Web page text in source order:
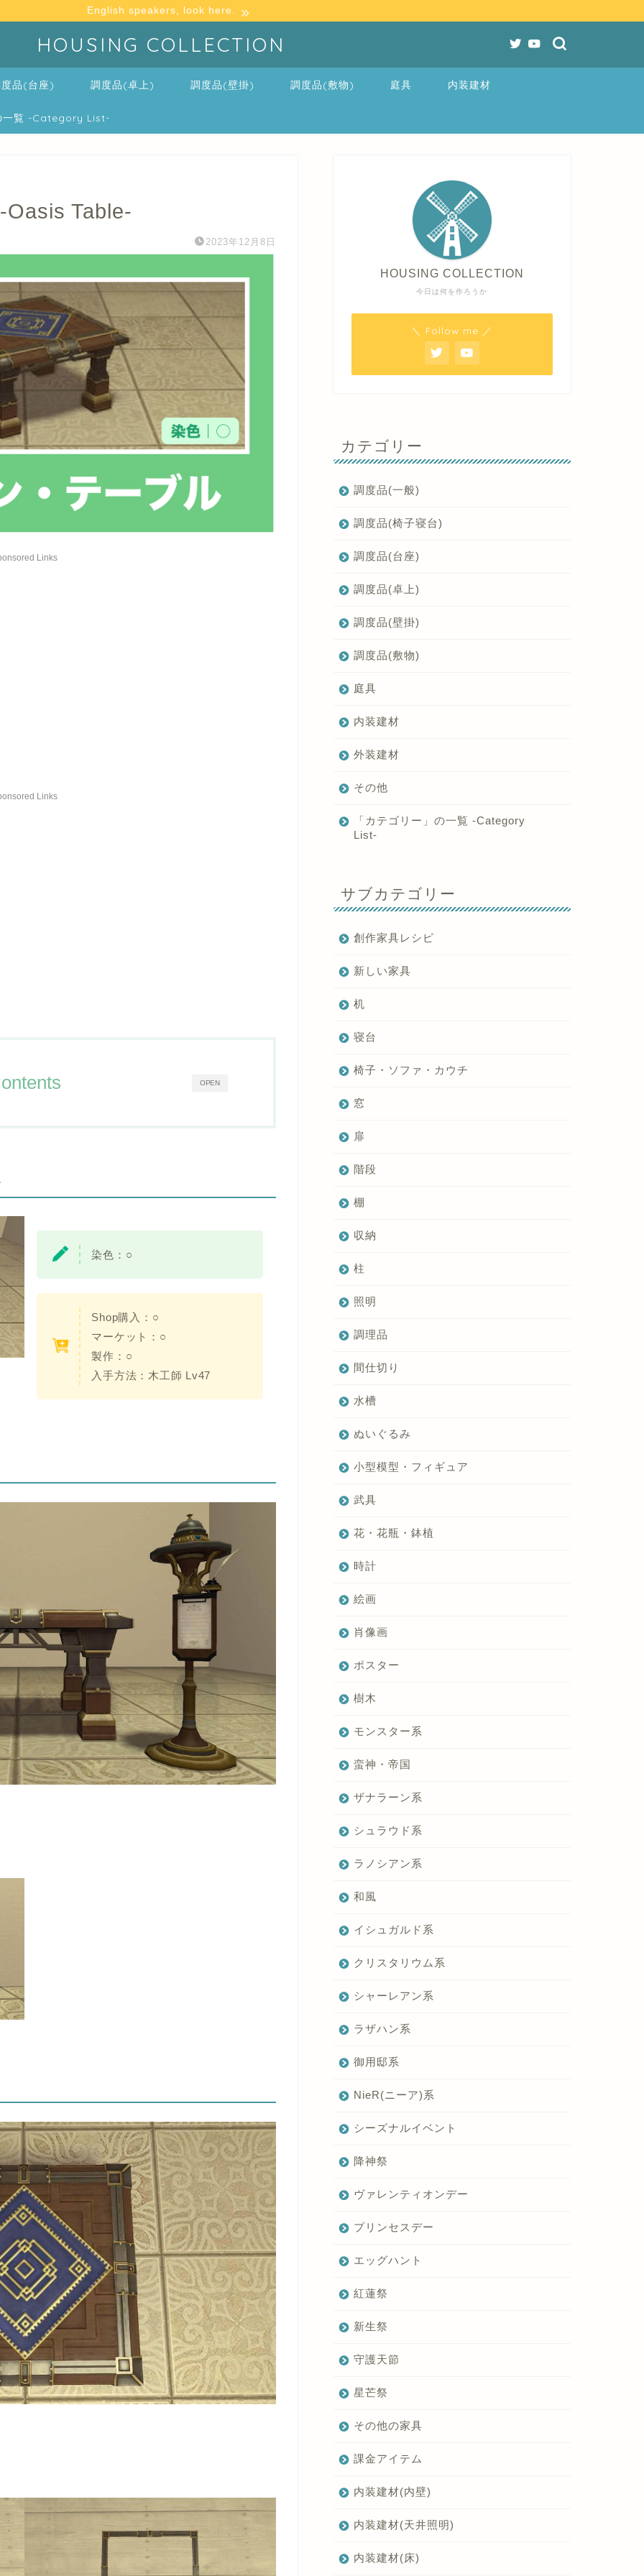
English speakers, look here.
HOUSING COLLECTION
品(台座) 調度品(卓上) 調度品(壁掛) 調度品(敷物) 庭具 内装建材
一覧 -Category List-
Table-
2023年12月8日
Links
Links
OPEN
染色：○
Shop購入：○
マーケット：○
製作：○
入手方法：木工師 Lv47
今日は何を作ろうか
HOUSING COLLECTION
＼ Follow me ／
カテゴリー
調度品(一般)
調度品(椅子寝台)
調度品(台座)
調度品(卓上)
調度品(壁掛)
調度品(敷物)
庭具
内装建材
外装建材
その他
「カテゴリー」の一覧 -Category
List-
サブカテゴリー
創作家具レシピ
新しい家具
机
寝台
椅子・ソファ・カウチ
窓
扉
階段
棚
収納
柱
照明
調理品
間仕切り
水槽
ぬいぐるみ
小型模型・フィギュア
武具
花・花瓶・鉢植
時計
絵画
肖像画
ポスター
樹木
モンスター系
蛮神・帝国
ザナラーン系
シュラウド系
ラノシアン系
和風
イシュガルド系
クリスタリウム系
シャーレアン系
ラザハン系
御用邸系
NieR(ニーア)系
シーズナルイベント
降神祭
ヴァレンティオンデー
プリンセスデー
エッグハント
紅蓮祭
新生祭
守護天節
星芒祭
その他の家具
課金アイテム
内装建材(内壁)
内装建材(天井照明)
内装建材(床)